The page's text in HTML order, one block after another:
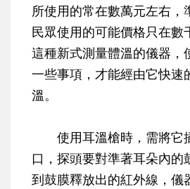
所使用的常在數萬元左右，
民眾使用的可能價格只在數
這種新式測量體溫的儀器，
一些事項，才能經由它快速
溫。
使用耳溫槍時，需將它
口，探頭要對準著耳朵內的
到鼓膜釋放出的紅外線，儀